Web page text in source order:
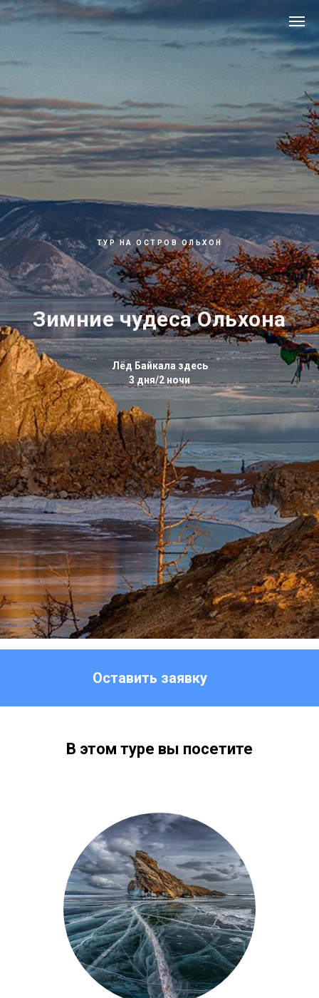
ТУР НА ОСТРОВ ОЛЬХОН
Зимние чудеса Ольхона
Лёд Байкала здесь
3 дня/2 ночи
Оставить заявку
В этом туре вы посетите